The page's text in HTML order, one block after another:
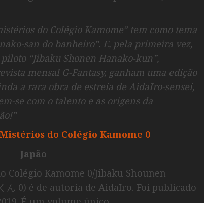
do Colégio Kamome” tem como tema
san do banheiro”. E, pela primeira vez,
“Jibaku Shonen Hanako-kun”,
mensal G-Fantasy, ganham uma edição
a rara obra de estreia de AidaIro-sensei,
se com o talento e as origens da
do Colégio Kamome 0
Japão
Colégio Kamome 0/Jibaku Shounen
ん 0) é de autoria de AidaIro. Foi publicado